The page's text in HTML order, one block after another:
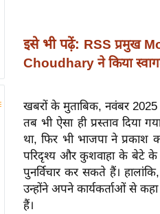
इसे भी पढ़ें: RSS प्रमुख
Choudhary ने किया
खबरों के मुताबिक, नवंबर 2025
तब भी ऐसा ही प्रस्ताव दिया
था, फिर भी भाजपा ने प्रकाश
परिदृश्य और कुशवाहा के बेटे
पुनर्विचार कर सकते हैं।
उन्होंने अपने कार्यकर्ताओं से कहा
हैं।